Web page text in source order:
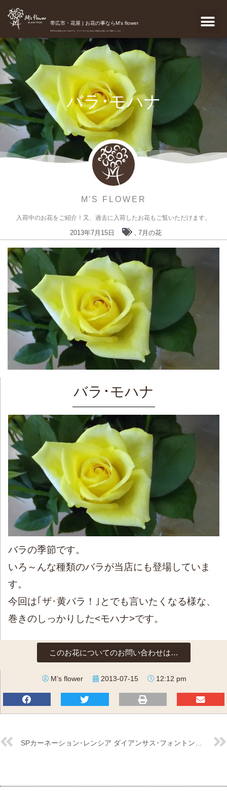
帯広市・花屋 | お花の事ならM's flower
帯広市のお花屋さんM's flowerです。フラワーギフトなどあなたの気持ちを真心こめて宅配いたします。
バラ･モハナ
M'S FLOWER
入荷中のお花をご紹介！又、過去に入荷したお花もご覧いただけます。
2013年7月15日 , 7月の花
バラ･モハナ
バラの季節です。
いろ～んな種類のバラが当店にも登場していま
す。
今回は｢ザ･黄バラ！｣とでも言いたくなる様な、
巻きのしっかりした<モハナ>です。
このお花についてのお問い合わせは…
M’s flower 2013-07-15 12:12 pm
SPカーネーション･レンシア